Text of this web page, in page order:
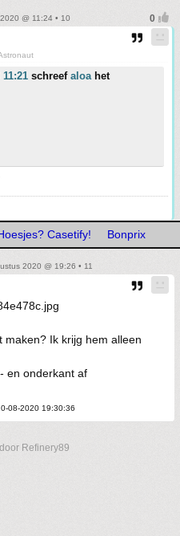
@ 11:24 • 10
schreef aloahet
Casetify! Bonprix
2020 @ 19:26 • 11
maken? Ik krijg hem alleen
en onderkant af
08-2020 19:30:36
Refinery89